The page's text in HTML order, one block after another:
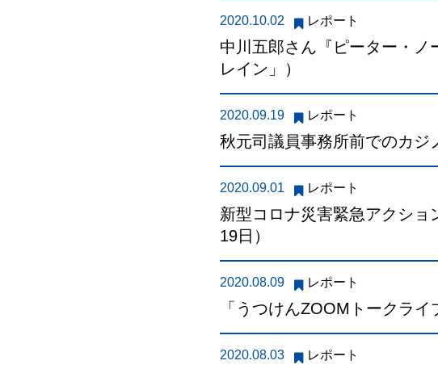
2020.10.02 レポート
中川五郎さん『ピーター・
レイン」）
2020.09.19 レポート
秋元司議員事務所前でのカジ
2020.09.01 レポート
新型コロナ災害緊急アクショ
19日）
2020.08.09 レポート
「うつけんZOOMトークラ
2020.08.03 レポート